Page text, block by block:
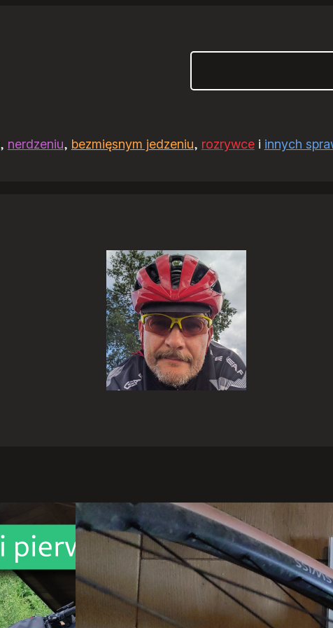
, nerdzeniu, bezmięsnym jedzeniu, rozrywcei innych